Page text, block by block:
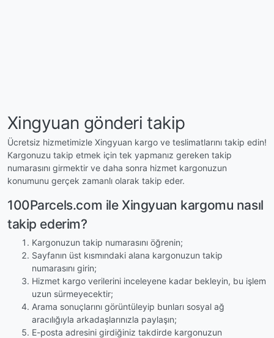
Xingyuan gönderi takip
Ücretsiz hizmetimizle Xingyuan kargo ve teslimatlarını takip edin!
Kargonuzu takip etmek için tek yapmanız gereken takip
numarasını girmektir ve daha sonra hizmet kargonuzun
konumunu gerçek zamanlı olarak takip eder.
100Parcels.com ile Xingyuan kargomu nasıl
takip ederim?
Kargonuzun takip numarasını öğrenin;
Sayfanın üst kısmındaki alana kargonuzun takip
numarasını girin;
Hizmet kargo verilerini inceleyene kadar bekleyin, bu işlem
uzun sürmeyecektir;
Arama sonuçlarını görüntüleyip bunları sosyal ağ
aracılığıyla arkadaşlarınızla paylaşın;
E-posta adresini girdiğiniz takdirde kargonuzun